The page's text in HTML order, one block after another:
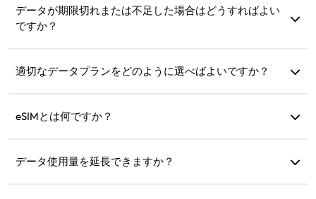
イスにインストールされているか確認してください。問題
が解決しない場合は、カスタマーサポートにお問い合わせ
データが期限切れまたは不足した場合はどうすればよい
ですか？
す。
適切なデータプランをどのように選べばよいですか？
日間などの標準プランを提供しています。ニーズに応じて
eSIMとは何ですか？
ロードしてインストールすると、インターネットに接続で
データ使用量を延長できますか？